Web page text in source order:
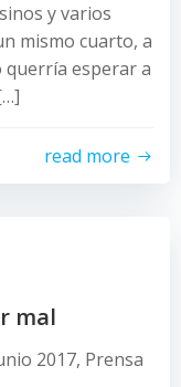
y varios
mismo cuarto, a
querría esperar a
read more
mal
2017, Prensa